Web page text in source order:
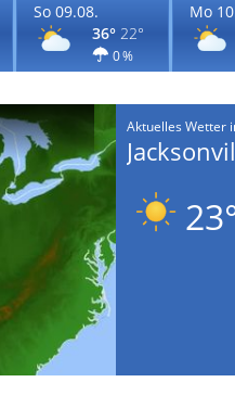
So 09.08.
36° 22°
0 %
Mo
Aktuelles Wetter